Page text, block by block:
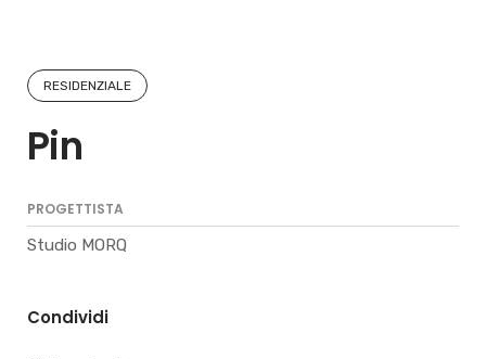
RESIDENZIALE
Pin
PROGETTISTA
Studio MORQ
Condividi